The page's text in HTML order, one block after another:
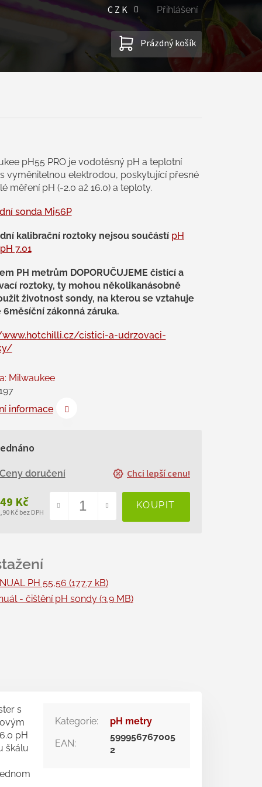
CZK Přihlášení
NÁKUPNÍ
KOŠÍK
Prázdný košík
Kč
Kč bez DPH
Ceny doručení Chci lepší cenu!
pH55 PRO je vodotěsný pH a teplotní
vyměnitelnou elektrodou, poskytující přesné
měření pH (-2.0 až 16.0) a teploty.
sonda Mi56P
kalibrační roztoky nejsou součástí pH
pH 7.01
PH metrům DOPORUČUJEME čistící a
roztoky, ty mohou několikanásobně
životnost sondy, na kterou se vztahuje
6měsíční zákonná záruka.
cistici-a-udrzovaci-
informace
Milwaukee
PH 55,56 (177.7 kB)
- čištění pH sondy (3.9 MB)
s
pH
škálu
Kategorie:
pH metry
EAN:
599956767005
2